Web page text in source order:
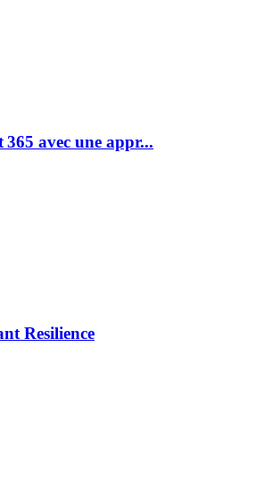
avec une appr...
Resilience